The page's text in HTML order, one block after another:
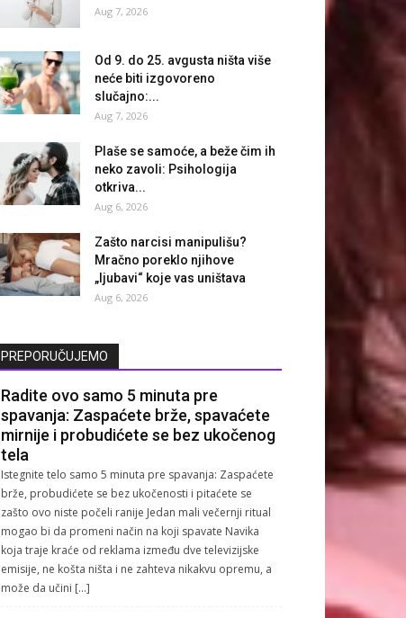
Aug 7, 2026
Od 9. do 25. avgusta ništa više
neće biti izgovoreno
slučajno:...
Aug 7, 2026
Plaše se samoće, a beže čim ih
neko zavoli: Psihologija
otkriva...
Aug 6, 2026
Zašto narcisi manipulišu?
Mračno poreklo njihove
„ljubavi“ koje vas uništava
Aug 6, 2026
PREPORUČUJEMO
Radite ovo samo 5 minuta pre
spavanja: Zaspaćete brže, spavaćete
mirnije i probudićete se bez ukočenog
tela
Istegnite telo samo 5 minuta pre spavanja: Zaspaćete
brže, probudićete se bez ukočenosti i pitaćete se
zašto ovo niste počeli ranije Jedan mali večernji ritual
mogao bi da promeni način na koji spavate Navika
koja traje kraće od reklama između dve televizijske
emisije, ne košta ništa i ne zahteva nikakvu opremu, a
može da učini […]